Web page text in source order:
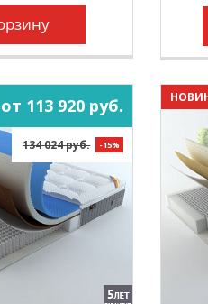
обеспечивая вашу
эффектом!
от 113 920 руб.
134 024 руб. -15%